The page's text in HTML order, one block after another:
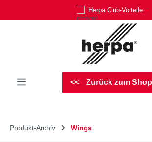
Zum Hauptinhalt springenHerpa Club-Vorteile
Zurück zum Shop
Produkt-Archiv Wings